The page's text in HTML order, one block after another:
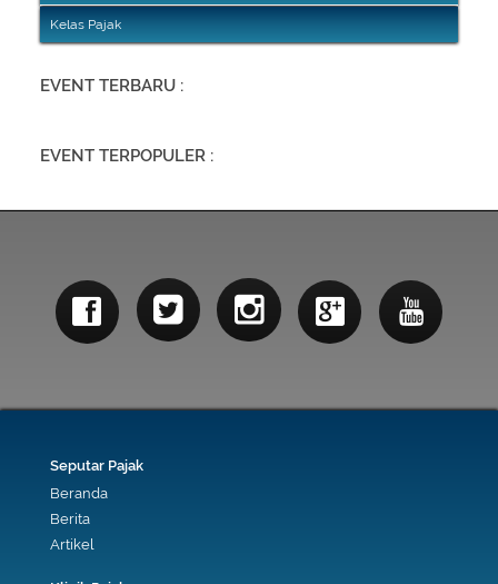
Kelas Pajak
EVENT TERBARU :
EVENT TERPOPULER :
Seputar Pajak
Beranda
Berita
Artikel